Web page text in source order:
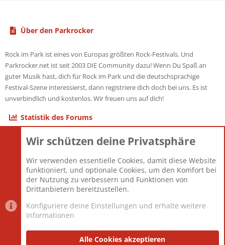
Über den Parkrocker
Rock im Park ist eines von Europas größten Rock-Festivals. Und
Parkrocker.net ist seit 2003 DIE Community dazu! Wenn Du Spaß an
guter Musik hast, dich für Rock im Park und die deutschsprachige
Festival-Szene interessierst, dann registriere dich doch bei uns. Es ist
unverbindlich und kostenlos. Wir freuen uns auf dich!
Statistik des Forums
Themen
Mitglieder
12.427
Neuestes Mitglied
Berlin
Datenschutzerklärung Impressum
Wir schützen deine Privatsphäre
Wir verwenden essentielle Cookies, damit diese Website
funktioniert, und optionale Cookies, um den Komfort bei
der Nutzung zu verbessern und Funktionen von
Drittanbietern bereitzustellen.
Konfiguriere deine Einstellungen und erhalte weitere
Informationen
Alle Cookies akzeptieren